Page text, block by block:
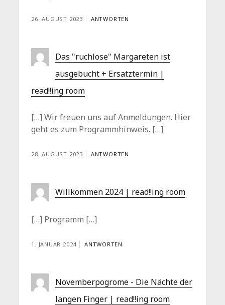
26. AUGUST 2023 ANTWORTEN
Das "ruchlose" Margareten ist
ausgebucht + Ersatztermin |
read!!ing room
[…] Wir freuen uns auf Anmeldungen. Hier
geht es zum Programmhinweis. […]
28. AUGUST 2023 ANTWORTEN
Willkommen 2024 | read!!ing room
[…] Programm […]
1. JANUAR 2024 ANTWORTEN
Novemberpogrome - Die Nächte der
langen Finger | read!!ing room